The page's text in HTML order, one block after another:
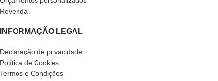
Revenda
INFORMAÇÃO LEGAL
Declaração de privacidade
Política de Cookies
Termos e Condições